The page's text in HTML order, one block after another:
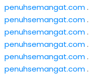
penuhsemangat.com.
penuhsemangat.com.
penuhsemangat.com.
penuhsemangat.com.
penuhsemangat.com.
penuhsemangat.com.